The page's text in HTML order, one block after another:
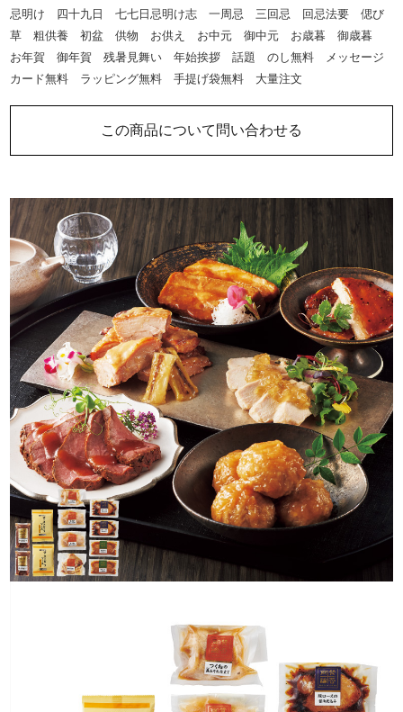
この商品について問い合わせる
忌明け 四十九日 七七日忌明け志 一周忌 三回忌 回忌法要 偲び
草 粗供養 初盆 供物 お供え お中元 御中元 お歳暮 御歳暮
お年賀 御年賀 残暑見舞い 年始挨拶 話題 のし無料 メッセージ
カード無料 ラッピング無料 手提げ袋無料 大量注文